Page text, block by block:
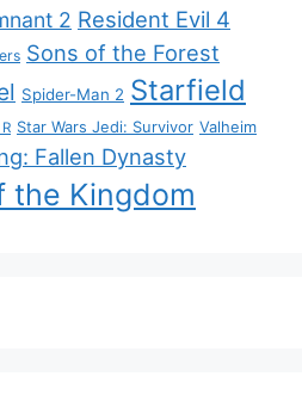
2 Resident Evil 4
Sons of the Forest
Spider-Man 2 Starfield
Star Wars Jedi: Survivor Valheim
Fallen Dynasty
the Kingdom